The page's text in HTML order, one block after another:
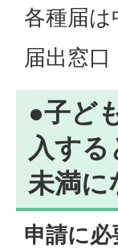
各種届
届出窓
●子ど
入す
未満に
申請に